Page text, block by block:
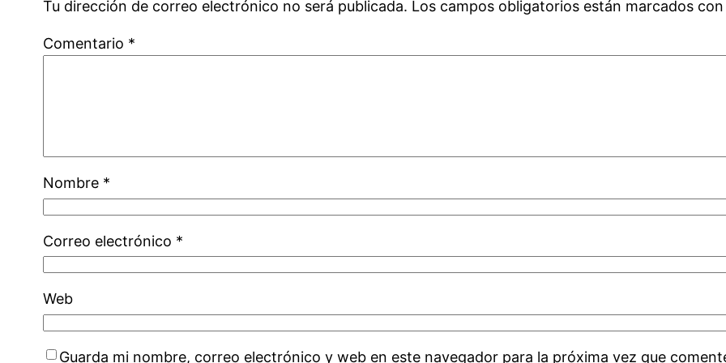
Tu dirección de correo electrónico no será publicada. Los campos obligatorios están marcados con
Comentario *
Nombre *
Correo electrónico *
Web
Guarda mi nombre, correo electrónico y web en este navegador para la próxima vez que